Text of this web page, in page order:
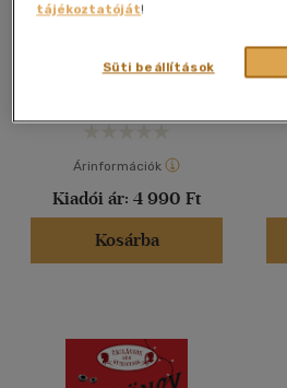
Halál rivaldafényben
Robin Stevens
Árinformációk
Kiadói ár: 4 990 Ft
Kosárba
tájékoztatóját!
Süti beállítások